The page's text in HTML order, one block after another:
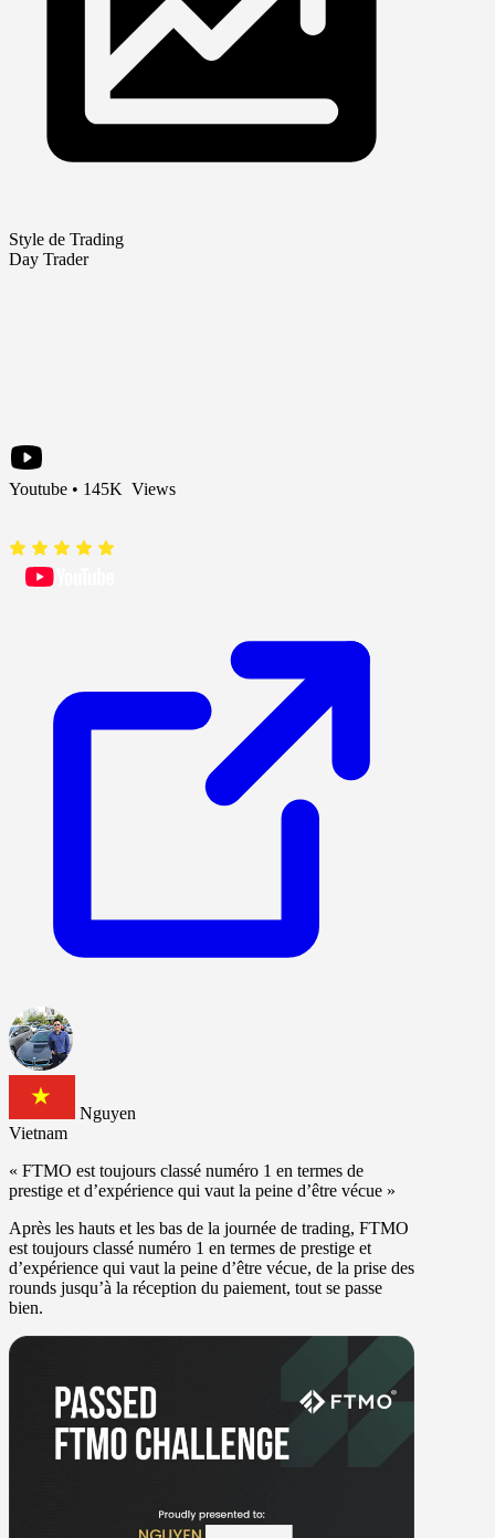
Style de Trading
Day Trader
Youtube • 145K Views
Nguyen
Vietnam
« FTMO est toujours classé numéro 1 en termes de
prestige et d’expérience qui vaut la peine d’être vécue »
Après les hauts et les bas de la journée de trading, FTMO
est toujours classé numéro 1 en termes de prestige et
d’expérience qui vaut la peine d’être vécue, de la prise des
rounds jusqu’à la réception du paiement, tout se passe
bien.